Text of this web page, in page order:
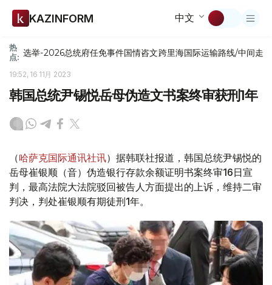
KAZINFORM 中文
热
点: 选举-2026总统府任免事件国情咨文跨里海国际运输路线/中间走廊
19:52, 16 11月 2023
韩国总统尹锡悦岳母伪造文书案终审获刑1年
（哈萨克国际通讯社讯）据韩联社报道，韩国总统尹锡悦的
岳母崔银顺（音）伪造银行存款余额证明书案终审16日宣
判，最高法院大法院驳回被告人方面提出的上诉，维持二审
判决，判处崔银顺有期徒刑1年。